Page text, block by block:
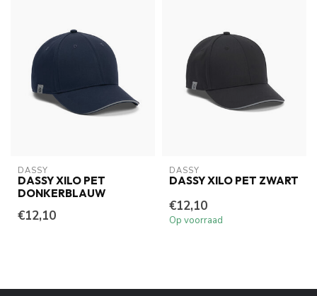
DASSY
DASSY XILO PET
DONKERBLAUW
€12,10
DASSY
DASSY XILO PET ZWART
€12,10
Op voorraad